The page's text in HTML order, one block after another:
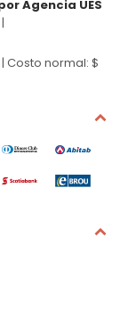
Agencia UES
Costo normal: $